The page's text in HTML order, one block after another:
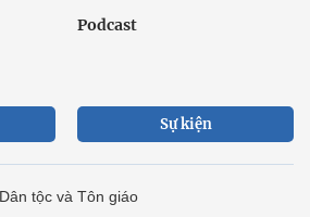
Podcast
Sự kiện
tộc và Tôn giáo